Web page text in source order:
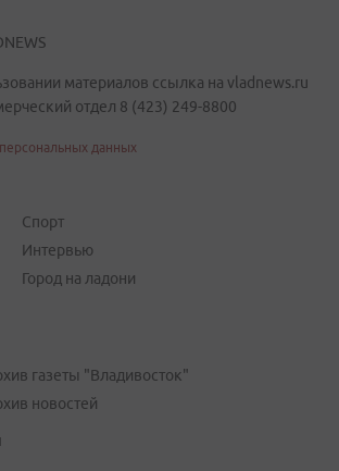
материалов ссылка на vladnews.ru
отдел 8 (423) 249-8800
данных
Спорт
Интервью
Город на ладони
газеты "Владивосток"
новостей